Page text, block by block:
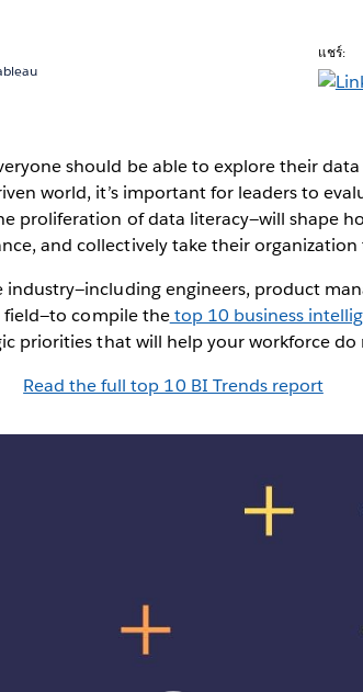
แชร์:
should be able to explore their
world, it’s important for leaders to
proliferation of data literacy—will shape
and collectively take their
engineers, product
field—to compile thetop 10 business
priorities that will help your workforce
Read the full top 10 BI Trends report